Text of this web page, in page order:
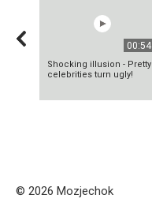
00:54
Shocking illusion - Pretty
celebrities turn ugly!
© 2026 Mozjechok